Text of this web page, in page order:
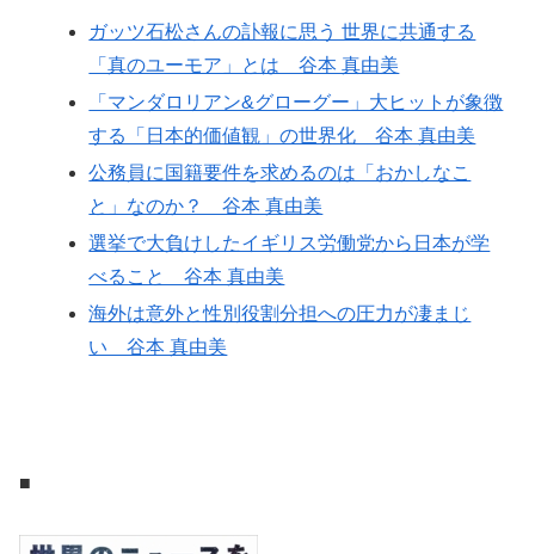
ガッツ石松さんの訃報に思う 世界に共通する
「真のユーモア」とは 谷本 真由美
「マンダロリアン&グローグー」大ヒットが象徴
する「日本的価値観」の世界化 谷本 真由美
公務員に国籍要件を求めるのは「おかしなこ
と」なのか？ 谷本 真由美
選挙で大負けしたイギリス労働党から日本が学
べること 谷本 真由美
海外は意外と性別役割分担への圧力が凄まじ
い 谷本 真由美
■